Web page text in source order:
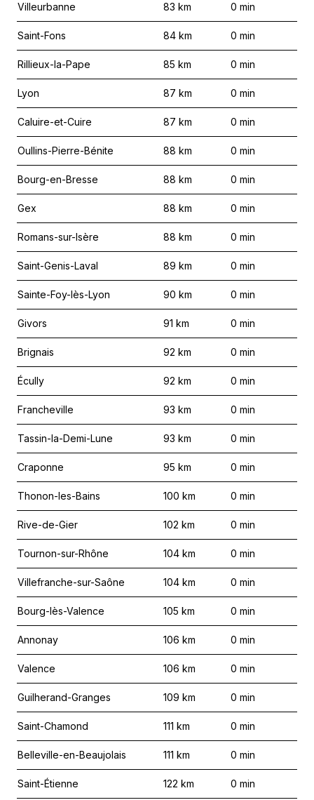
Villeurbanne 83 km 0 min
Saint-Fons 84 km 0 min
Rillieux-la-Pape 85 km 0 min
Lyon 87 km 0 min
Caluire-et-Cuire 87 km 0 min
Oullins-Pierre-Bénite 88 km 0 min
Bourg-en-Bresse 88 km 0 min
Gex 88 km 0 min
Romans-sur-Isère 88 km 0 min
Saint-Genis-Laval 89 km 0 min
Sainte-Foy-lès-Lyon 90 km 0 min
Givors 91 km 0 min
Brignais 92 km 0 min
Écully 92 km 0 min
Francheville 93 km 0 min
Tassin-la-Demi-Lune 93 km 0 min
Craponne 95 km 0 min
Thonon-les-Bains 100 km 0 min
Rive-de-Gier 102 km 0 min
Tournon-sur-Rhône 104 km 0 min
Villefranche-sur-Saône 104 km 0 min
Bourg-lès-Valence 105 km 0 min
Annonay 106 km 0 min
Valence 106 km 0 min
Guilherand-Granges 109 km 0 min
Saint-Chamond 111 km 0 min
Belleville-en-Beaujolais 111 km 0 min
Saint-Étienne 122 km 0 min